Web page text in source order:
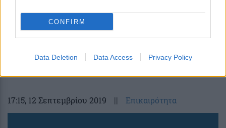
CONFIRM
Data Deletion Data Access Privacy Policy
Η ΓΣΕΕ καλεί τα μέλη της να
Οκτωβρίου
17:15, 12 Σεπτεμβρίου 2019 || Επικαιρότητα